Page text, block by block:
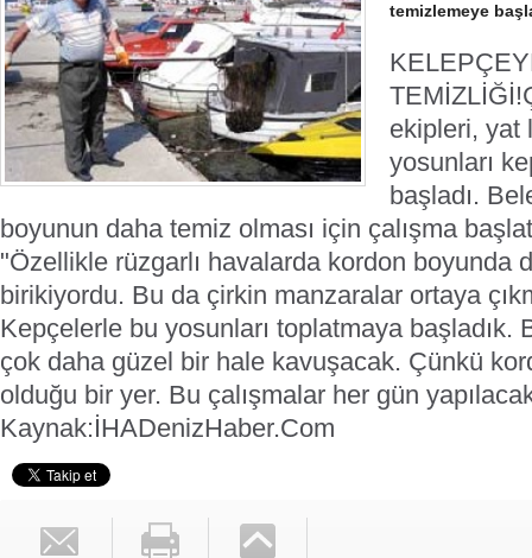
temizlemeye
TEMİZLİĞİ!
ekipleri, yat
yosunları
başladı.
boyunun daha temiz olması için çalışma
"Özellikle rüzgarlı havalarda kordon boyunda
birikiyordu. Bu da çirkin manzaralar ortaya
Kepçelerle bu yosunları toplatmaya başladık.
çok daha güzel bir hale kavuşacak. Çünkü
olduğu bir yer. Bu çalışmalar her gün
Kaynak:İHADenizHaber.Com